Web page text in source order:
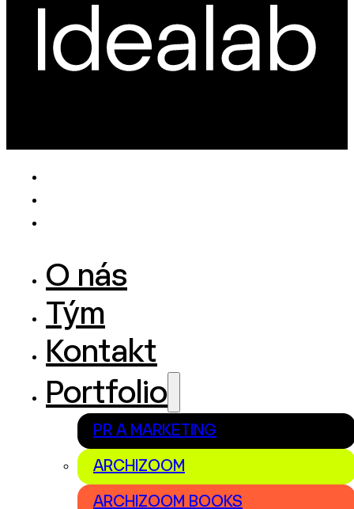
O nás
Tým
Kontakt
Portfolio
PR A MARKETING
ARCHIZOOM
ARCHIZOOM BOOKS